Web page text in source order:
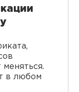
в любом